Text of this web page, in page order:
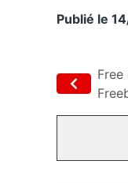
Publié le